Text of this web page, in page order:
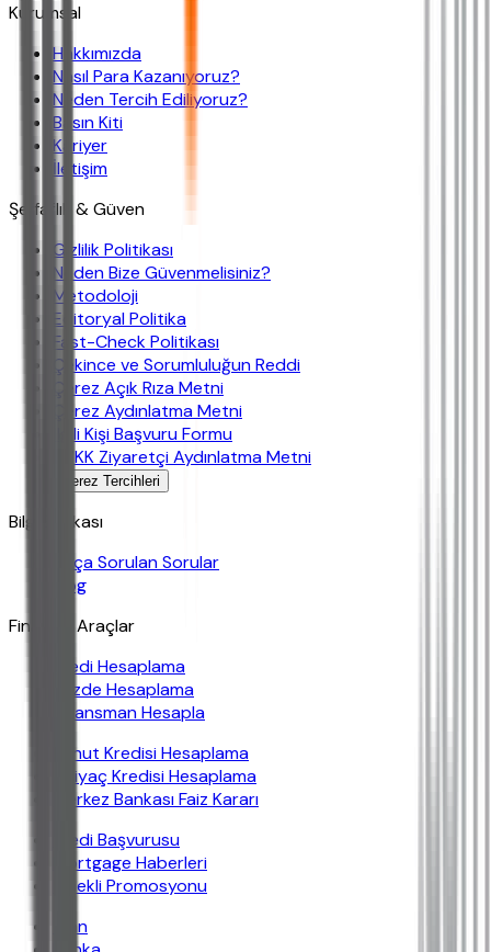
Kurumsal
Hakkımızda
Nasıl Para Kazanıyoruz?
Neden Tercih Ediliyoruz?
Basın Kiti
Kariyer
İletişim
Şeffaflık & Güven
Gizlilik Politikası
Neden Bize Güvenmelisiniz?
Metodoloji
Editoryal Politika
Fast-Check Politikası
Çekince ve Sorumluluğun Reddi
Çerez Açık Rıza Metni
Çerez Aydınlatma Metni
İlgili Kişi Başvuru Formu
KVKK Ziyaretçi Aydınlatma Metni
Çerez Tercihleri
Bilgi Bankası
Sıkça Sorulan Sorular
Blog
Finansal Araçlar
Kredi Hesaplama
Yüzde Hesaplama
Finansman Hesapla
Konut Kredisi Hesaplama
İhtiyaç Kredisi Hesaplama
Merkez Bankası Faiz Kararı
Kredi Başvurusu
Mortgage Haberleri
Emekli Promosyonu
İban